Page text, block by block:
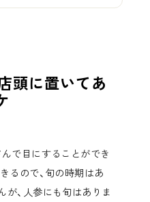
頭に置いてあ
で目にすることができ
るので、旬の時期はあ
、人参にも旬はありま